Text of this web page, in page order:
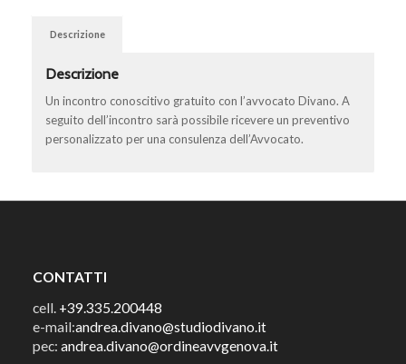
Descrizione
Descrizione
Un incontro conoscitivo gratuito con l’avvocato Divano. A
seguito dell’incontro sarà possibile ricevere un preventivo
personalizzato per una consulenza dell’Avvocato.
CONTATTI
cell. +39.335.200448
e-mail:andrea.divano@studiodivano.it
pec: andrea.divano@ordineavvgenova.it